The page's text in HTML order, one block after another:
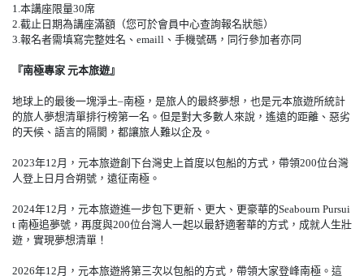
1.本講座限量30席
2.截止日期為講座滿額（您可於會員中心查詢報名狀態）
3.報名者需填寫完整姓名、emaill、手機號碼，同行參加者亦同
『南極專家 元本旅遊』
地球上的最後一塊淨土–南極，是旅人的最終夢想，也是元本旅遊所統計
的旅人夢想清單排行榜第一名。但是對大多數人來說，遙遠的距離、惡劣
的天候、語言的隔閡，都讓旅人難以企及。
2023年12月，元本旅遊創下台灣史上首度以包船的方式，帶領200位台灣
人登上日月合朔號，遠征南極。
2024年12月，元本旅遊進一步包下更新、更大、更豪華的Seabourn Pursui
t 南極追夢號，再度與200位台灣人一起以最舒適奢華的方式，成就人生壯
遊，實現夢想清單！
2026年12月，元本旅遊將第三次以包船的方式，帶領大家登峰南極。這